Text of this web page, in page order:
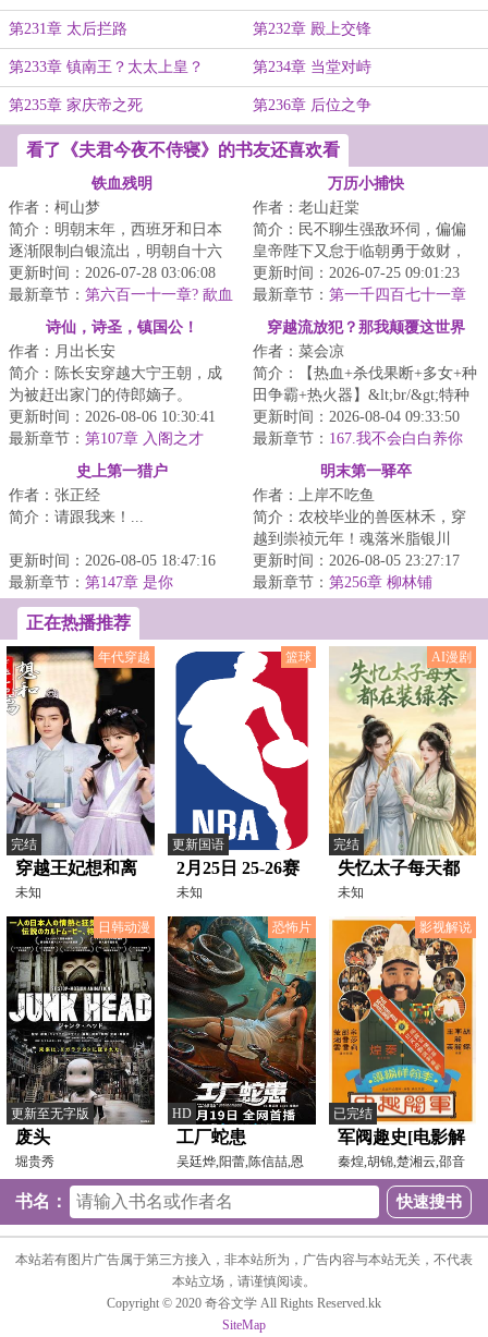
第231章 太后拦路 第232章 殿上交锋
第233章 镇南王？太太上皇？ 第234章 当堂对峙
第235章 家庆帝之死 第236章 后位之争
看了《夫君今夜不侍寝》的书友还喜欢看
铁血残明
作者：柯山梦
简介：明朝末年，西班牙和日本
逐渐限制白银流出，明朝自十六
世纪初以来的资本流入已经逆
转，明朝并存的商...
更新时间：2026-07-28 03:06:08
最新章节： 第六百一十一章? 歃血
万历小捕快
作者：老山赶棠
简介：民不聊生强敌环伺，偏偏
皇帝陛下又怠于临朝勇于敛财，
且看顺天府的小捕快如何除奸
佞、护山河、还民...
更新时间：2026-07-25 09:01:23
最新章节： 第一千四百七十一章
春天来了
诗仙，诗圣，镇国公！
作者：月出长安
简介：陈长安穿越大宁王朝，成
为被赶出家门的侍郎嫡子。
&lt;br/&gt;继母陷害，亲爹驱逐。
&lt;br/&gt;本来...
更新时间：2026-08-06 10:30:41
最新章节： 第107章 入阁之才
穿越流放犯？那我颠覆这世界
作者：菜会凉
简介：【热血+杀伐果断+多女+种
田争霸+热火器】&lt;br/&gt;特种
兵陈锋，代号“孤狼”，死后穿越到
大梁王...
更新时间：2026-08-04 09:33:50
最新章节： 167.我不会白白养你
史上第一猎户
作者：张正经
简介：请跟我来！...
更新时间：2026-08-05 18:47:16
最新章节： 第147章 是你
明末第一驿卒
作者：上岸不吃鱼
简介：农校毕业的兽医林禾，穿
越到崇祯元年！魂落米脂银川
驿，成了最低微的驿站小卒。朝
堂崩坏，流民遍地...
更新时间：2026-08-05 23:27:17
最新章节： 第256章 柳林铺
正在热播推荐
年代穿越
完结
穿越王妃想和离
未知
篮球
更新国语
2月25日 25-26赛
季NBA常规赛 76
人VS步行者
未知
AI漫剧
完结
失忆太子每天都
在装绿茶
未知
日韩动漫
更新至无字版
废头
堀贵秀
恐怖片
HD
工厂蛇患
吴廷烨,阳蕾,陈信喆,恩
璟,徐绍航,刘安棋,李
影视解说
已完结
军阀趣史[电影解
说]
秦煌,胡锦,楚湘云,邵音
音,余莎莉,李丽丽,王
书名：
本站若有图片广告属于第三方接入，非本站所为，广告内容与本站无关，不代表
本站立场，请谨慎阅读。
Copyright © 2020 奇谷文学 All Rights Reserved.kk
SiteMap